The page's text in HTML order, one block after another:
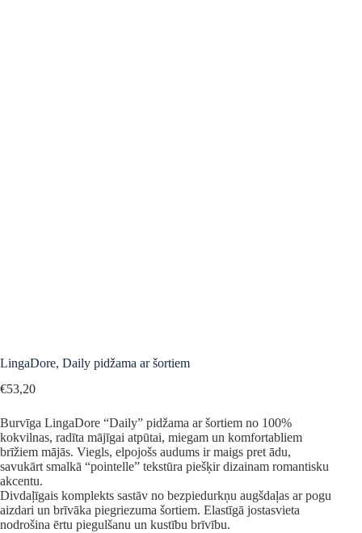
LingaDore, Daily pidžama ar šortiem
€53,20
Burvīga LingaDore “Daily” pidžama ar šortiem no 100%
kokvilnas, radīta mājīgai atpūtai, miegam un komfortabliem
brīžiem mājās. Viegls, elpojošs audums ir maigs pret ādu,
savukārt smalkā “pointelle” tekstūra piešķir dizainam romantisku
akcentu.
Divdaļīgais komplekts sastāv no bezpiedurkņu augšdaļas ar pogu
aizdari un brīvāka piegriezuma šortiem. Elastīgā jostasvieta
nodrošina ērtu piegulšanu un kustību brīvību.